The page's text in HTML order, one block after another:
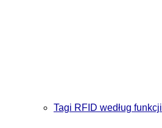
Tagi RFID według funkcji